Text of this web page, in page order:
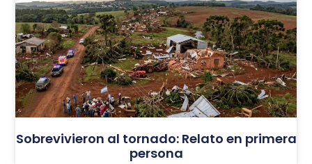
Sobrevivieron al tornado: Relato en primera
persona